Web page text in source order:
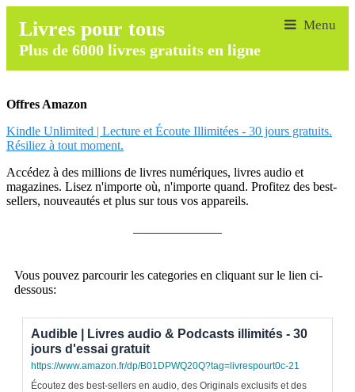
Livres pour tous
Plus de 6000 livres gratuits en ligne
Offres Amazon
Kindle Unlimited | Lecture et Écoute Illimitées - 30 jours gratuits.
Résiliez à tout moment.
Accédez à des millions de livres numériques, livres audio et
magazines. Lisez n'importe où, n'importe quand. Profitez des best-
sellers, nouveautés et plus sur tous vos appareils.
Vous pouvez parcourir les categories en cliquant sur le lien ci-
dessous:
Audible | Livres audio & Podcasts illimités - 30
jours d'essai gratuit
https://www.amazon.fr/dp/B01DPWQ20Q?tag=livrespourt0c-21
Écoutez des best-sellers en audio, des Originals exclusifs et des